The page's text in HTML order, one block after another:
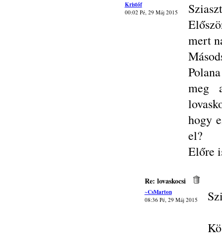
Kristóf
00:02 Pé, 29 Máj 2015
mert
meg
hogy
el?
Előre
Re: lovaskocsi
~CsMarton
08:36 Pé, 29 Máj 2015